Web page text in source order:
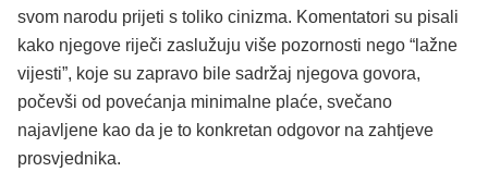
svom narodu prijeti s toliko cinizma. Komentatori su pisali
kako njegove riječi zaslužuju više pozornosti nego “lažne
vijesti”, koje su zapravo bile sadržaj njegova govora,
počevši od povećanja minimalne plaće, svečano
najavljene kao da je to konkretan odgovor na zahtjeve
prosvjednika.